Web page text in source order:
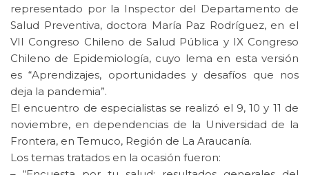
representado por la Inspector del Departamento de
Salud Preventiva, doctora María Paz Rodríguez, en el
VII Congreso Chileno de Salud Pública y IX Congreso
Chileno de Epidemiología, cuyo lema en esta versión
es “Aprendizajes, oportunidades y desafíos que nos
deja la pandemia”.
El encuentro de especialistas se realizó el 9, 10 y 11 de
noviembre, en dependencias de la Universidad de la
Frontera, en Temuco, Región de La Araucanía.
Los temas tratados en la ocasión fueron: